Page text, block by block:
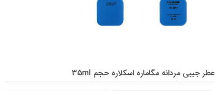
عطر جیبی مردانه مگاماره اسکلاره حجم 35ml